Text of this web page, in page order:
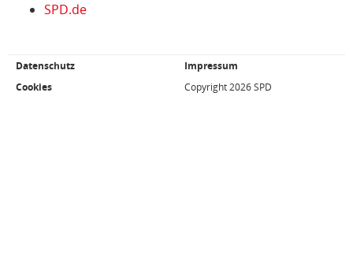
SPD.de
Fußbereich
Weiterführende
Links/Kleingedrucktes
Datenschutz
Impressum
Cookies
Copyright 2026 SPD